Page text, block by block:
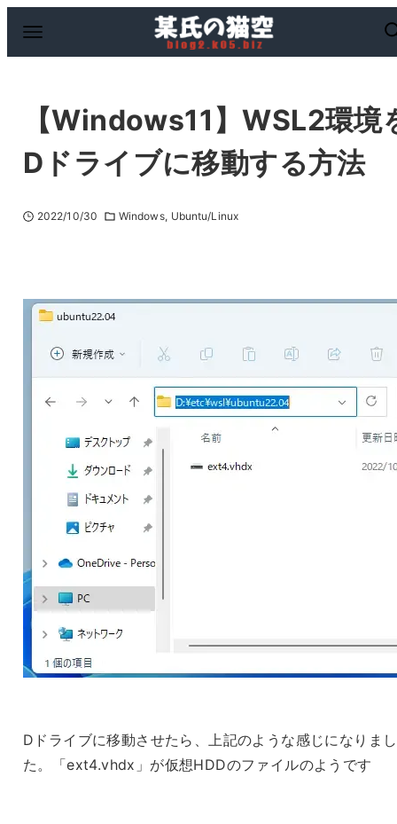
【Windows11】WSL2環境
Dドライブに移動する方法
2022/10/30 Windows Ubuntu/Linux
Dドライブに移動させたら、上記のような感じになりまし
た。「ext4.vhdx」が仮想HDDのファイルのようです